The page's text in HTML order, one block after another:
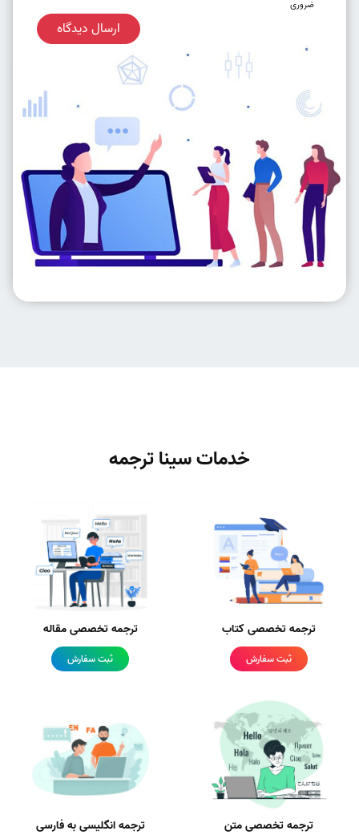
ضروری
ارسال دیدگاه
خدمات سینا ترجمه
ترجمه تخصصی کتاب
ثبت سفارش
ترجمه تخصصی مقاله
ثبت سفارش
ترجمه تخصصی متن ترجمه انگلیسی به فارسی